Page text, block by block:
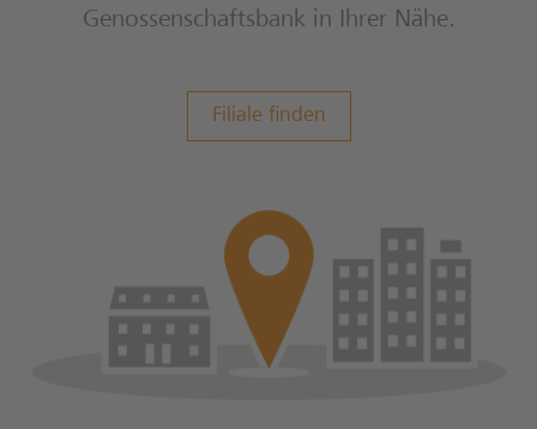
Genossenschaftsbank in Ihrer Nähe.
Filiale finden